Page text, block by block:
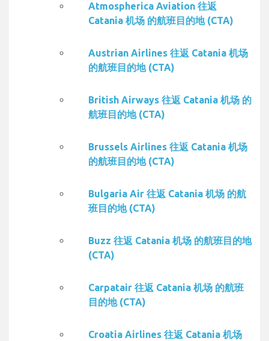
Atmospherica Aviation 往返
Catania 机场 的航班目的地 (CTA)
Austrian Airlines 往返 Catania 机场
的航班目的地 (CTA)
British Airways 往返 Catania 机场 的
航班目的地 (CTA)
Brussels Airlines 往返 Catania 机场
的航班目的地 (CTA)
Bulgaria Air 往返 Catania 机场 的航
班目的地 (CTA)
Buzz 往返 Catania 机场 的航班目的地
(CTA)
Carpatair 往返 Catania 机场 的航班
目的地 (CTA)
Croatia Airlines 往返 Catania 机场